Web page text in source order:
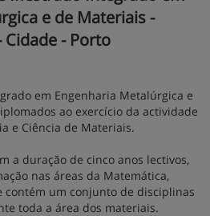
e de Materiais -
Cidade - Porto
em Engenharia Metalúrgica e
ao exercício da actividade
e Ciência de Materiais.
a duração de cinco anos lectivos,
nas áreas da Matemática,
contém um conjunto de disciplinas
toda a área dos materiais.